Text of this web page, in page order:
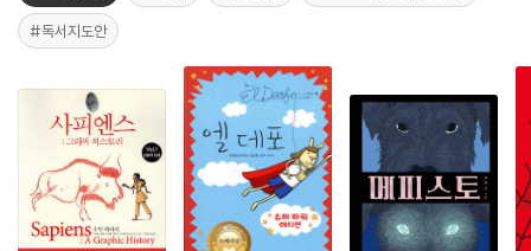
#독서지도안